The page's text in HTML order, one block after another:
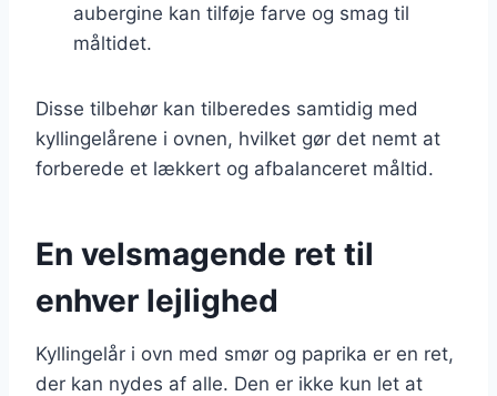
aubergine kan tilføje farve og smag til
måltidet.
Disse tilbehør kan tilberedes samtidig med
kyllingelårene i ovnen, hvilket gør det nemt at
forberede et lækkert og afbalanceret måltid.
En velsmagende ret til
enhver lejlighed
Kyllingelår i ovn med smør og paprika er en ret,
der kan nydes af alle. Den er ikke kun let at